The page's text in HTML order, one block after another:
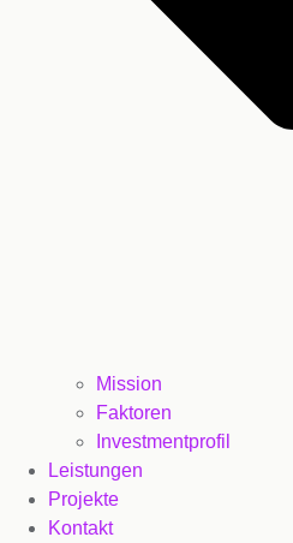
Mission
Faktoren
Investmentprofil
Leistungen
Projekte
Kontakt